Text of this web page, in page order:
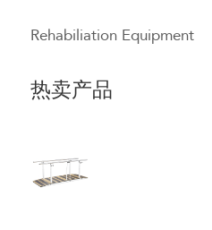
Rehabiliation Equipment
热卖产品